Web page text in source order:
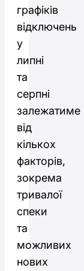
графіків
відключень
у
липні
та
серпні
залежатиме
від
кількох
факторів,
зокрема
тривалої
спеки
та
можливих
нових